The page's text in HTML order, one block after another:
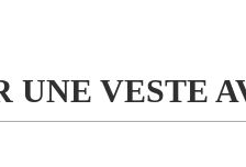
UNE VESTE